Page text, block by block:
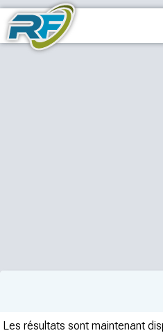
Les résultats sont maintenant